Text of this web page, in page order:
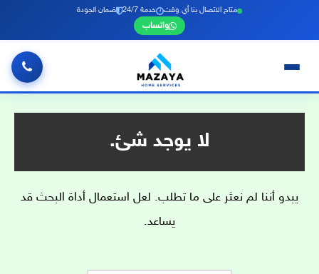
متاح الاتصال بنا أي وقت خدمة 24/7 ضمان الجودة
واتساب
لا يوجد شئ.
يبدو أننا لم نعثر على ما تطلب. لعل استعمال أداة البحث قد
يساعد.